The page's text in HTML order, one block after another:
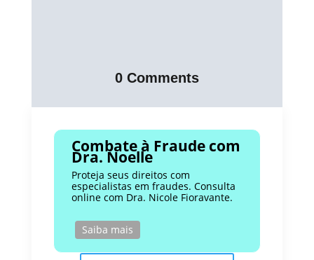
0 Comments
Combate à Fraude com
Dra. Noelle
Proteja seus direitos com
especialistas em fraudes. Consulta
online com Dra. Nicole Fioravante.
Saiba mais